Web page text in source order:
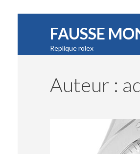
FAUSSE
Replique rolex
Auteur :